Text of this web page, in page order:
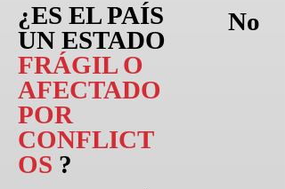
¿ES EL PAÍS
UN ESTADO
FRÁGIL O
AFECTADO
POR
CONFLICT
OS ?
No